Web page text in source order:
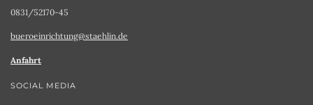
0831/52170-45
bueroeinrichtung@staehlin.de
Anfahrt
SOCIAL MEDIA